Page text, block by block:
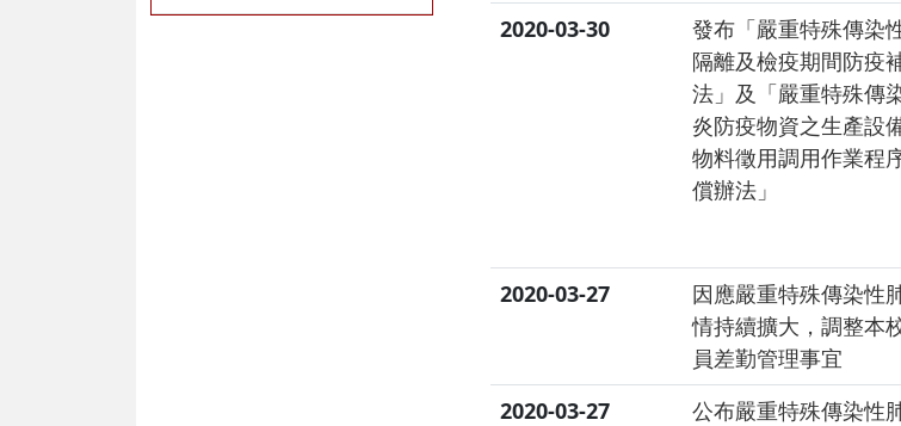
2020-03-30
發布「嚴重特殊傳染
隔離及檢疫期間防疫
法」及「嚴重特殊傳
炎防疫物資之生產設
物料徵用調用作業程
償辦法」
2020-03-27
因應嚴重特殊傳染性
情持續擴大，調整本
員差勤管理事宜
2020-03-27
公布嚴重特殊傳染性